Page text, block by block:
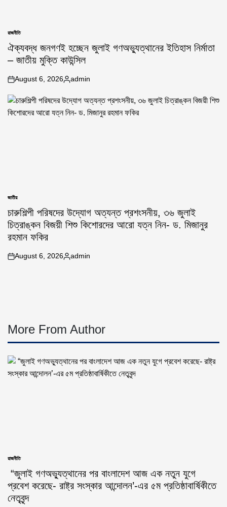
POSTED
IN
রাজনীতি
ঐক্যবদ্ধ জনগণই হচ্ছেন জুলাই গণঅভ্যুত্থানের ইতিহাস নির্মাতা
– জাতীয় মুক্তি কাউন্সিল
on
August 6, 2026
Posted
admin
POSTED
জাতীয়
চারুশিল্পী পরিষদের উদ্যোগ অত্যন্ত প্রশংসনীয়, ৩৬ জুলাই
চিত্রাঙ্কন বিজয়ী শিশু কিশোরদের আরো যত্ন নিন- ড. মিজানুর
রহমান ফকির
on
August 6, 2026
Posted
admin
More From Author
POSTED
IN
রাজনীতি
“জুলাই গণঅভ্যুত্থানের পর বাংলাদেশ আজ এক নতুন যুগে
প্রবেশ করেছে- রাষ্ট্র সংস্কার আন্দোলন’-এর ৫ম প্রতিষ্ঠাবার্ষিকীতে
নেতৃবৃন্দ